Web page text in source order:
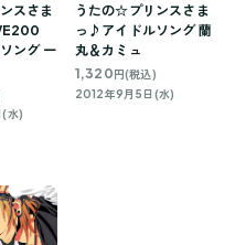
スさま
ング 一
(水)
うたの☆プリンスさま
っ♪アイドルソング 蘭
丸＆カミュ
1,320円(税込)
2012年9月5日(水)